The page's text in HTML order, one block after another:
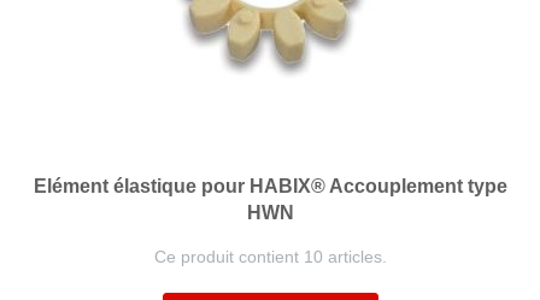
Elément élastique pour HABIX® Accouplement type
HWN
Ce produit contient 10 articles.